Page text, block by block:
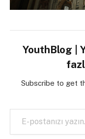
YouthBlog |
Subscribe to get
E-postanızı yazın…